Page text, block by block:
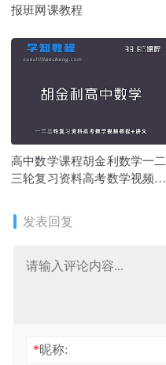
报班网课教程
高中数学课程胡金利数学一二
三轮复习资料高考数学视频教
发表回复
*昵称: